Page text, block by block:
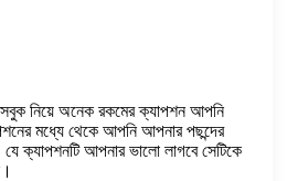
নিয়ে অনেক রকমের ক্যাপশন আপনি
মধ্যে থেকে আপনি আপনার পছন্দের
যে ক্যাপশনটি আপনার ভালো লাগবে সেটিকে